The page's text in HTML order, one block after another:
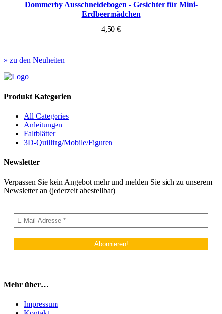
Dommerby Ausschneidebogen - Gesichter für Mini-
Erdbeermädchen
4,50 €
» zu den Neuheiten
Produkt Kategorien
All Categories
Anleitungen
Faltblätter
3D-Quilling/Mobile/Figuren
Newsletter
Verpassen Sie kein Angebot mehr und melden Sie sich zu unserem
Newsletter an (jederzeit abestellbar)
Mehr über…
Impressum